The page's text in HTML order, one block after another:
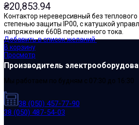
₴20,853.94
Контактор нереверсивный без
степенью защиты IP00, с катушкой
напряжение 660В переменного тока.
Добавить в список желаний
В корзину
Просмотр
Производитель
Мы работаем по будням с 07:30 до 16:30
38 (050) 457-77-90
38 (050) 487-54-03